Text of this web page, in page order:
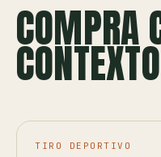
COMPRA
TIRO DEPORTIVO